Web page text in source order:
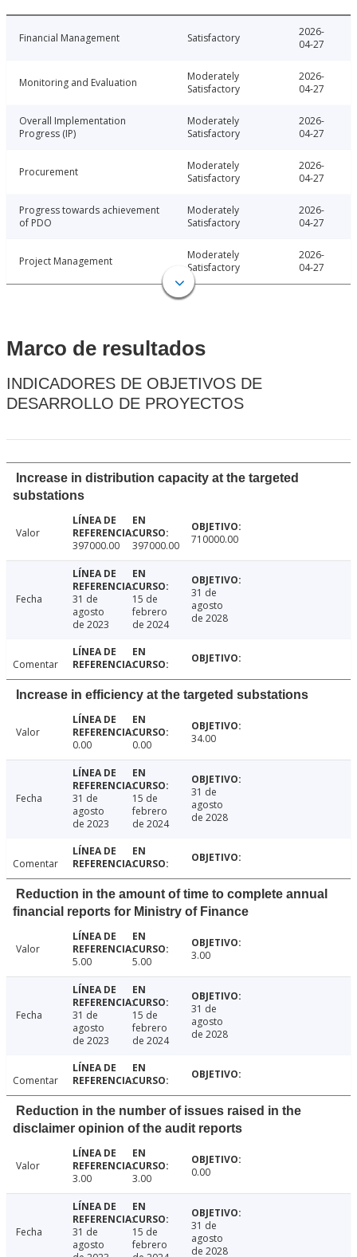
Financial Management Satisfactory
2026-
04-27
Monitoring and Evaluation
Moderately
Satisfactory
2026-
04-27
Overall Implementation
Progress (IP)
Moderately
Satisfactory
2026-
04-27
Procurement
Moderately
Satisfactory
2026-
04-27
Progress towards achievement
of PDO
Moderately
Satisfactory
2026-
04-27
Project Management
Moderately
Satisfactory
2026-
04-27
Marco de resultados
INDICADORES DE OBJETIVOS DE
DESARROLLO DE PROYECTOS
Increase in distribution capacity at the targeted
substations
Valor
397000.00
397000.00 710000.00
Fecha
31 de
agosto
de 2023
15 de
febrero
de 2024
31 de
agosto
de 2028
Comentar
Increase in efficiency at the targeted substations
Valor
0.00
0.00 34.00
Fecha
31 de
agosto
de 2023
15 de
febrero
de 2024
31 de
agosto
de 2028
Comentar
Reduction in the amount of time to complete annual
financial reports for Ministry of Finance
Valor
5.00
5.00 3.00
Fecha
31 de
agosto
de 2023
15 de
febrero
de 2024
31 de
agosto
de 2028
Comentar
Reduction in the number of issues raised in the
disclaimer opinion of the audit reports
Valor
3.00
3.00 0.00
Fecha
31 de
agosto
15 de
febrero
31 de
agosto
de 2028